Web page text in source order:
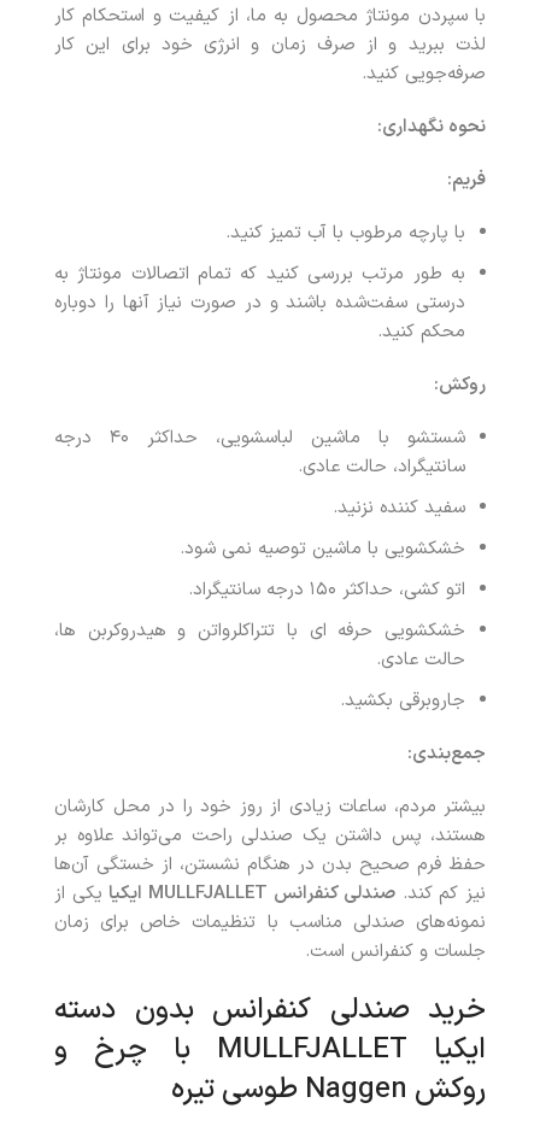
با سپردن مونتاژ محصول به ما، از کیفیت و استحکام کار
لذت ببرید و از صرف زمان و انرژی خود برای این کار
صرفه‌جویی کنید.
نحوه نگهداری:
فریم:
با پارچه مرطوب با آب تمیز کنید.
به طور مرتب بررسی کنید که تمام اتصالات مونتاژ به
درستی سفت‌شده باشند و در صورت نیاز آنها را دوباره
محکم کنید.
روکش:
شستشو با ماشین لباسشویی، حداکثر ۴۰ درجه
سانتیگراد، حالت عادی.
سفید کننده نزنید.
خشکشویی با ماشین توصیه نمی شود.
اتو کشی، حداکثر ۱۵۰ درجه سانتیگراد.
خشکشویی حرفه ای با تتراکلرواتن و هیدروکربن ها،
حالت عادی.
جاروبرقی بکشید.
جمع‌بندی:
بیشتر مردم، ساعات زیادی از روز خود را در محل کارشان
هستند، پس داشتن یک صندلی راحت می‌تواند علاوه بر
حفظ فرم صحیح بدن در هنگام نشستن، از خستگی آن‌ها
نیز کم کند. صندلی کنفرانس MULLFJALLET ایکیا یکی از
نمونه‌های صندلی مناسب با تنظیمات خاص برای زمان
جلسات و کنفرانس است.
خرید صندلی کنفرانس بدون دسته
ایکیا MULLFJALLET با چرخ و
روکش Naggen طوسی تیره